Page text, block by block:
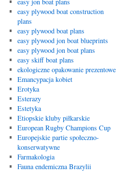
easy plywood boat construction
plans
easy plywood boat plans
easy plywood jon boat blueprints
easy plywood jon boat plans
easy skiff boat plans
ekologiczne opakowanie prezentowe
Emancypacja kobiet
Erotyka
Esterazy
Estetyka
Etiopskie kluby piłkarskie
European Rugby Champions Cup
Europejskie partie społeczno-
konserwatywne
Farmakologia
Fauna endemiczna Brazylii